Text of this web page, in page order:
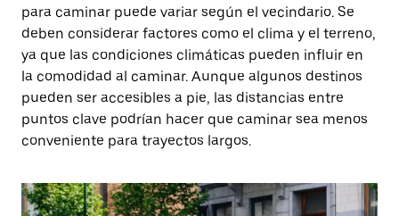
para caminar puede variar según el vecindario. Se
deben considerar factores como el clima y el terreno,
ya que las condiciones climáticas pueden influir en
la comodidad al caminar. Aunque algunos destinos
pueden ser accesibles a pie, las distancias entre
puntos clave podrían hacer que caminar sea menos
conveniente para trayectos largos.